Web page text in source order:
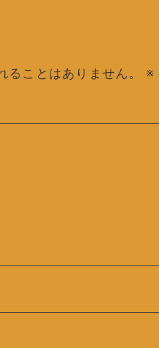
ることはありません。 ※